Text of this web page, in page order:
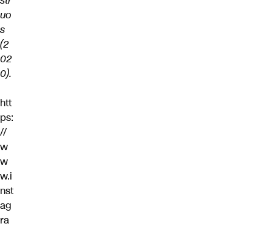
uo
s
(2
02
0).
htt
ps:
//
w
w
w.i
nst
ag
ra